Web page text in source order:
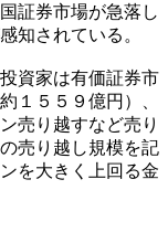
証券市場が急落し
知されている。
資家は有価証券市
１５５９億円）、
売り越すなど売り
売り越し規模を記
を大きく上回る金